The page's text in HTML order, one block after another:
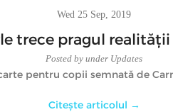
Wed 25 Sep, 2019
trece pragul
Posted by under Updates
pentru copii semnată de
Citește articolul →